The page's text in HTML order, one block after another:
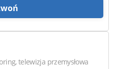
telewizja przemysłowa